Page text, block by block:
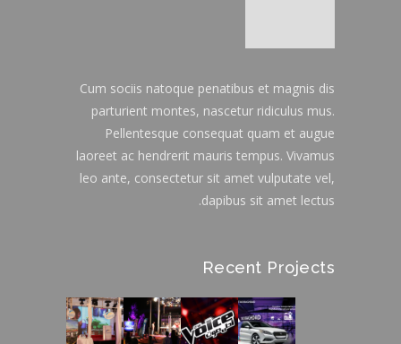
Cum sociis natoque penatibus et magnis dis
parturient montes, nascetur ridiculus mus.
Pellentesque consequat quam et augue
laoreet ac hendrerit mauris tempus. Vivamus
leo ante, consectetur sit amet vulputate vel,
dapibus sit amet lectus.
Recent Projects